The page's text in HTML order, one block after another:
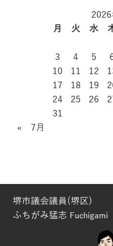
2026
月
火 水
3
4 5
10
11 12
17
18 19
24
25 26
31
« 7月
堺市議会議員(堺区)
ふちがみ猛志